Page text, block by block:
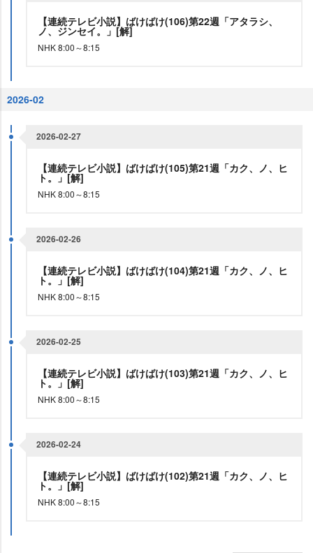
【連続テレビ小説】ばけばけ(106)第22週「アタラシ、
ノ、ジンセイ。」[解]
NHK 8:00～8:15
2026-02
2026-02-27
【連続テレビ小説】ばけばけ(105)第21週「カク、ノ、ヒ
ト。」[解]
NHK 8:00～8:15
2026-02-26
【連続テレビ小説】ばけばけ(104)第21週「カク、ノ、ヒ
ト。」[解]
NHK 8:00～8:15
2026-02-25
【連続テレビ小説】ばけばけ(103)第21週「カク、ノ、ヒ
ト。」[解]
NHK 8:00～8:15
2026-02-24
【連続テレビ小説】ばけばけ(102)第21週「カク、ノ、ヒ
ト。」[解]
NHK 8:00～8:15